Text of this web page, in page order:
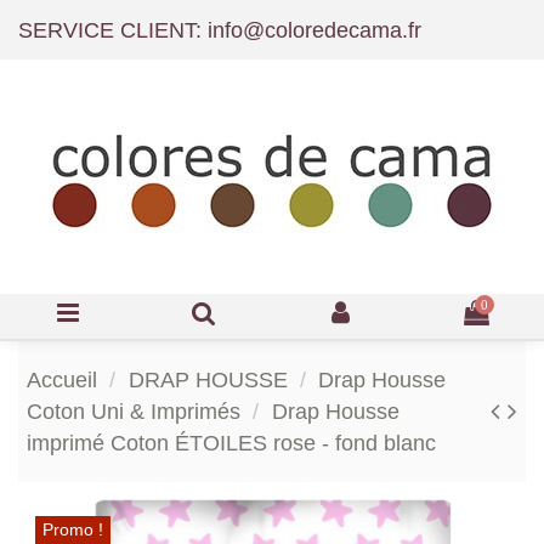
SERVICE CLIENT: info@coloredecama.fr
0
Accueil DRAP HOUSSE
Drap Housse
Coton Uni & Imprimés
Drap Housse
imprimé Coton ÉTOILES rose - fond blanc
Promo !